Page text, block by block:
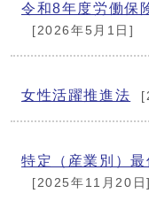
令和8年度労働保
[2026年5月1日]
女性活躍推進法
特定（産業別）
[2025年11月20日]